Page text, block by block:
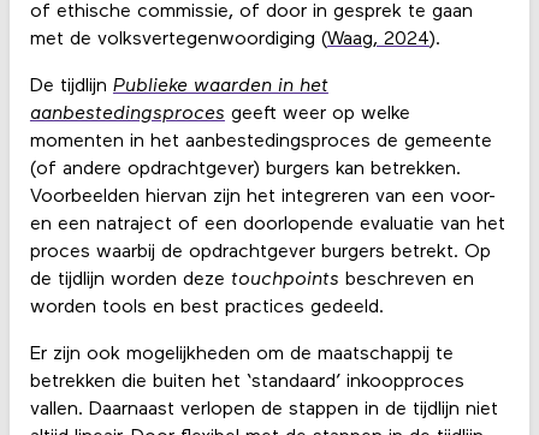
of ethische commissie, of door in gesprek te gaan
met de volksvertegenwoordiging (Waag, 2024).
De tijdlijn Publieke waarden in het
aanbestedingsproces geeft weer op welke
momenten in het aanbestedingsproces de gemeente
(of andere opdrachtgever) burgers kan betrekken.
Voorbeelden hiervan zijn het integreren van een voor-
en een natraject of een doorlopende evaluatie van het
proces waarbij de opdrachtgever burgers betrekt. Op
de tijdlijn worden deze touchpoints beschreven en
worden tools en best practices gedeeld.
Er zijn ook mogelijkheden om de maatschappij te
betrekken die buiten het ‘standaard’ inkoopproces
vallen. Daarnaast verlopen de stappen in de tijdlijn niet